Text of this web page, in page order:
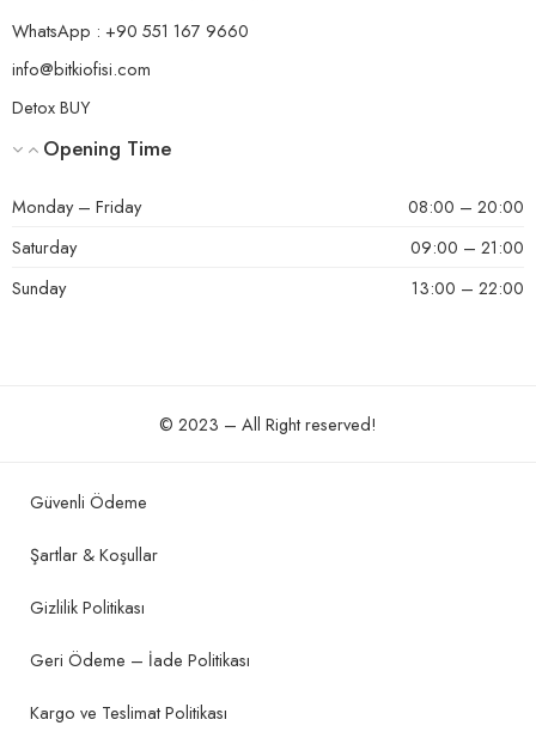
WhatsApp : +90 551 167 9660
info@bitkiofisi.com
Detox BUY
Opening Time
Monday – Friday
08:00 – 20:00
Saturday
09:00 – 21:00
Sunday
13:00 – 22:00
© 2023 – All Right reserved!
Güvenli Ödeme
Şartlar & Koşullar
Gizlilik Politikası
Geri Ödeme – İade Politikası
Kargo ve Teslimat Politikası